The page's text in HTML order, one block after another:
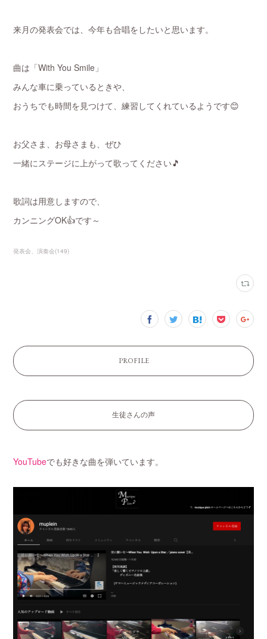
来月の発表会では、今年も合唱をしたいと思います。
曲は「With You Smile」
みんな車に乗っているときや、
おうちでも時間を見つけて、練習してくれているようです😊
お父さま、お母さまも、ぜひ
一緒にステージに上がって歌ってください🎵
歌詞は用意しますので、
カンニングOK👍です～
発表会、演奏会(149)
PROFILE
生徒さんの声
YouTubeでも好きな曲を弾いています。